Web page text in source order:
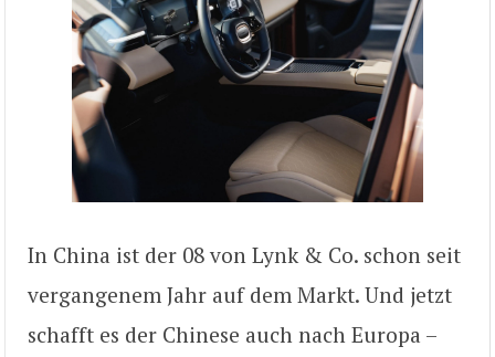
In China ist der 08 von Lynk & Co. schon seit
vergangenem Jahr auf dem Markt. Und jetzt
schafft es der Chinese auch nach Europa –